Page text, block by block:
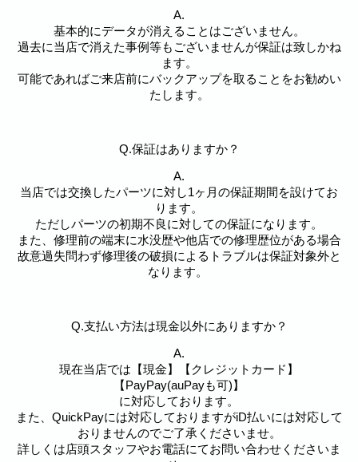
A.
基本的にデータが消えることはございません。
過去に当店で消えた事例等もございませんが保証は致しかね
ます。
可能であればご来店前にバックアップを取ることをお勧めい
たします。
Q.保証はありますか？
A.
当店では交換したパーツに対し1ヶ月の保証期間を設けてお
ります。
ただしパーツの初期不良に対しての保証になります。
また、修理前の端末に水没歴や他店での修理歴位がある場合
故意過失問わず修理後の破損によるトラブルは保証対象外と
なります。
Q.支払い方法は現金以外にありますか？
A.
現在当店では【現金】【クレジットカード】
【PayPay(auPayも可)】
に対応しております。
また、QuickPayには対応しておりますがiD払いには対応して
おりませんのでご了承くださいませ。
詳しくは店頭スタッフやお電話にてお問い合わせくださいま